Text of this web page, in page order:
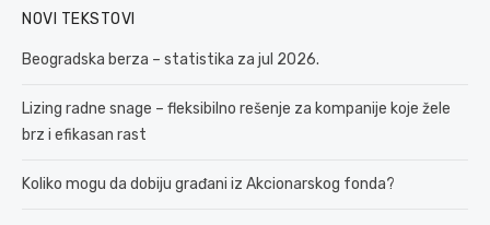
NOVI TEKSTOVI
Beogradska berza – statistika za jul 2026.
Lizing radne snage – fleksibilno rešenje za kompanije koje žele
brz i efikasan rast
Koliko mogu da dobiju građani iz Akcionarskog fonda?